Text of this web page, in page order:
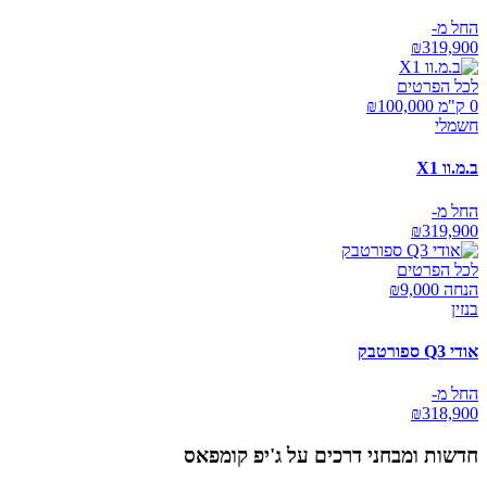
החל מ-
₪319,900
לכל הפרטים
0 ק"מ ₪
100,000
חשמלי
ב.מ.וו X1
החל מ-
₪319,900
לכל הפרטים
הנחה ₪ 9,000
בנזין
אודי Q3 ספורטבק
החל מ-
₪318,900
חדשות ומבחני דרכים על ג'יפ קומפאס